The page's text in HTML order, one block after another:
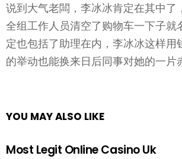
说到大气老闆，李冰冰肯定在其中了
全组工作人员清空了购物车一下子就
定也包括了助理在内，李冰冰这样用
的举动也能换来日后同事对她的一片
YOU MAY ALSO LIKE
Most Legit Online Casino Uk